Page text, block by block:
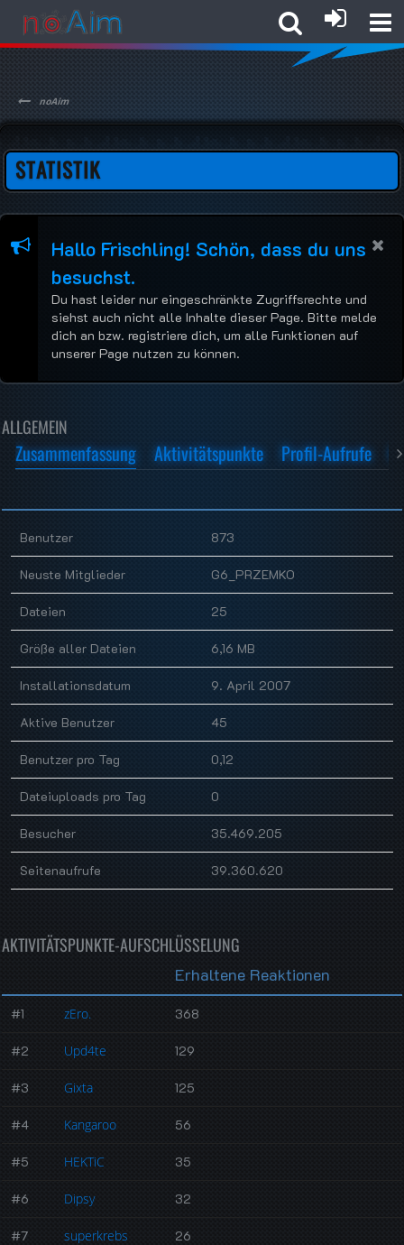
noAim
STATISTIK
Hallo Frischling! Schön, dass du uns
besuchst.
Du hast leider nur eingeschränkte Zugriffsrechte und
siehst auch nicht alle Inhalte dieser Page. Bitte melde
dich an bzw. registriere dich, um alle Funktionen auf
unserer Page nutzen zu können.
ALLGEMEIN
Zusammenfassung Aktivitätspunkte Profil-Aufrufe
Benutzer 873
Neuste Mitglieder G6_PRZEMKO
Dateien 25
Größe aller Dateien 6,16 MB
Installationsdatum 9. April 2007
Aktive Benutzer 45
Benutzer pro Tag 0,12
Dateiuploads pro Tag 0
Besucher 35.469.205
Seitenaufrufe 39.360.620
AKTIVITÄTSPUNKTE-AUFSCHLÜSSELUNG
Erhaltene Reaktionen
#1 zEro. 368
#2 Upd4te 129
#3 Gixta 125
#4 Kangaroo 56
#5 HEKTiC 35
#6 Dipsy 32
#7 superkrebs 26